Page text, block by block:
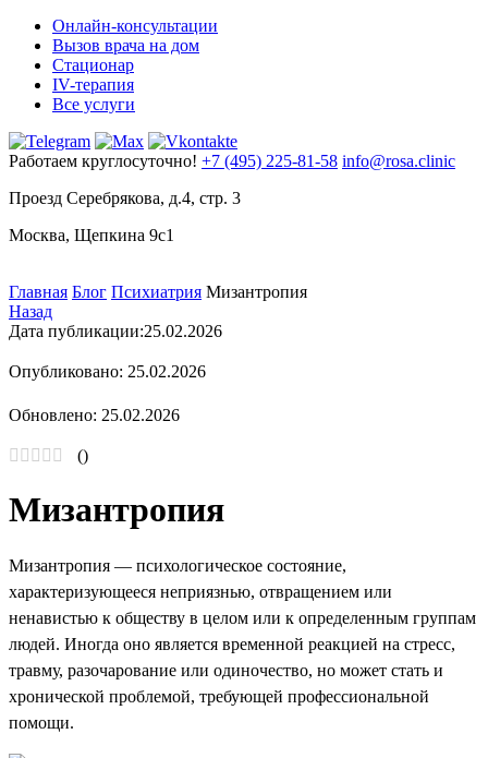
Онлайн-консультации
Вызов врача на дом
Стационар
IV-терапия
Все услуги
Работаем круглосуточно! +7 (495) 225-81-58 info@rosa.clinic
Проезд Серебрякова, д.4, стр. 3
Москва, Щепкина 9с1
Главная Блог Психиатрия Мизантропия
Назад
Дата публикации:25.02.2026
Опубликовано: 25.02.2026
Обновлено: 25.02.2026
()
Мизантропия
Мизантропия — психологическое состояние,
характеризующееся неприязнью, отвращением или
ненавистью к обществу в целом или к определенным группам
людей. Иногда оно является временной реакцией на стресс,
травму, разочарование или одиночество, но может стать и
хронической проблемой, требующей профессиональной
помощи.